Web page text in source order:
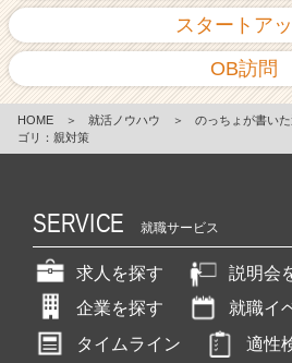
スタートア
OB訪問
HOME ＞ 就活ノウハウ ＞ のっちょが書い
ゴリ：親対策
SERVICE 就職サービス
求人を探す
説明会
企業を探す
就職イ
タイムライン
適性